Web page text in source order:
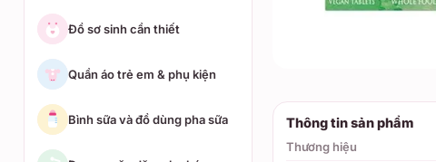
Đồ sơ sinh cần thiết
Quần áo trẻ em & phụ kiện
Bình sữa và đồ dùng pha sữa Thông tin sản phẩm
Thương hiệu